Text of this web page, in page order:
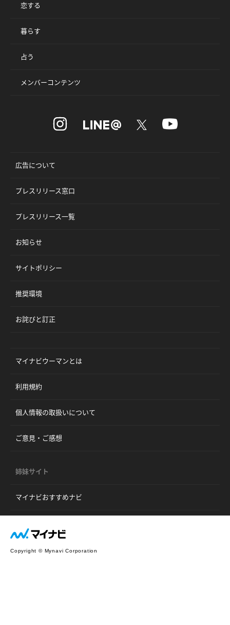
恋する
暮らす
占う
メンバーコンテンツ
広告について
プレスリリース窓口
プレスリリース一覧
お知らせ
サイトポリシー
推奨環境
お詫びと訂正
マイナビウーマンとは
利用規約
個人情報の取扱いについて
ご意見・ご感想
姉妹サイト
マイナビおすすめナビ
Copyright © Mynavi Corporation